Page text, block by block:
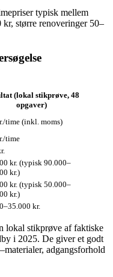
typisk mellem
større renoveringer 50–
(lokal stikprøve, 48
opgaver)
time (inkl. moms)
time
kr. (typisk 90.000–
kr.)
kr. (typisk 50.000–
kr.)
kr.
lokal stikprøve af faktiske
i 2025. De giver et godt
adgangsforhold